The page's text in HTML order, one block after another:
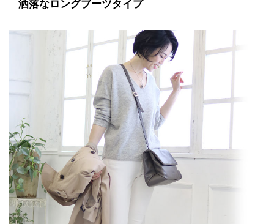
洒落なロングブーツタイプ